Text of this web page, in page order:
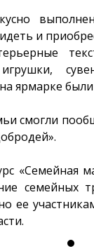
и
ярмарке
смогли
«Семейная
семейных
ее